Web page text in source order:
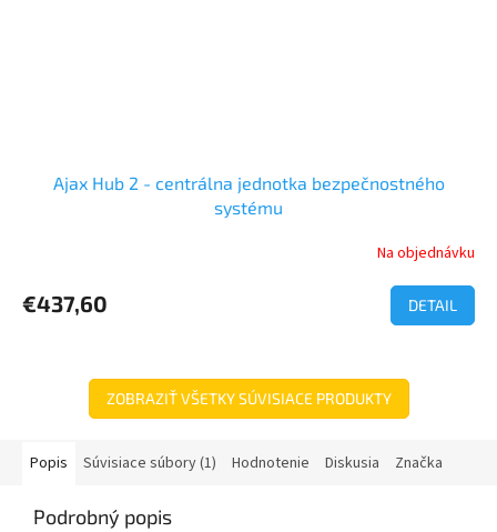
Ajax Hub 2 - centrálna jednotka bezpečnostného
systému
Na objednávku
€437,60 DETAIL
ZOBRAZIŤ VŠETKY SÚVISIACE PRODUKTY
Popis Súvisiace súbory (1) Hodnotenie Diskusia Značka
Podrobný popis